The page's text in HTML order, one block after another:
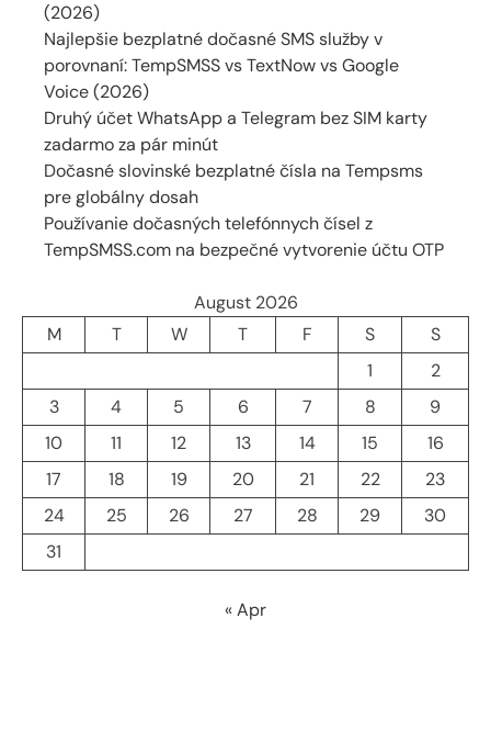
(2026)
Najlepšie bezplatné dočasné SMS služby v
porovnaní: TempSMSS vs TextNow vs Google
Voice (2026)
Druhý účet WhatsApp a Telegram bez SIM karty
zadarmo za pár minút
Dočasné slovinské bezplatné čísla na Tempsms
pre globálny dosah
Používanie dočasných telefónnych čísel z
TempSMSS.com na bezpečné vytvorenie účtu OTP
August 2026
M
T W T F S
S
1
2
3
4 5 6 7 8
9
10
11 12 13 14 15
16
17
18 19 20 21 22
23
24
25 26 27 28 29
30
31
« Apr